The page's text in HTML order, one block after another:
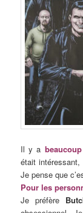
Il y a
était
Je pense que
Pour les
Je préfère